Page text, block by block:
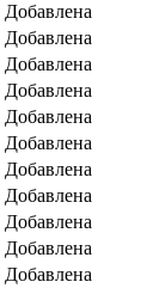
Добавлена
Добавлена
Добавлена
Добавлена
Добавлена
Добавлена
Добавлена
Добавлена
Добавлена
Добавлена
Добавлена